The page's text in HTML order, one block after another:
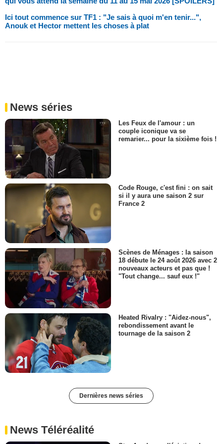
Ici tout commence sur TF1 : "Je sais à quoi m'en tenir...",
Anouk et Hector mettent les choses à plat
News séries
Les Feux de l'amour : un
couple iconique va se
remarier... pour la sixième fois !
Code Rouge, c'est fini : on sait
si il y aura une saison 2 sur
France 2
Scènes de Ménages : la saison
18 débute le 24 août 2026 avec 2
nouveaux acteurs et pas que !
"Tout change... sauf eux !"
Heated Rivalry : "Aidez-nous",
rebondissement avant le
tournage de la saison 2
Dernières news séries
News Téléréalité